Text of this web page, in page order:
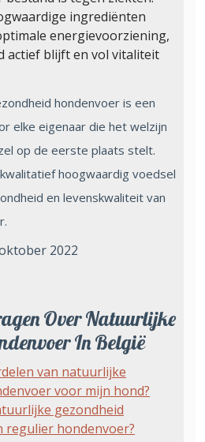
ingrediënten
energievoorziening,
actief blijft en vol vitaliteit
hondenvoer is een
elke eigenaar die het welzijn
op de eerste plaats stelt.
hoogwaardig voedsel
en levenskwaliteit van
2022
Over Natuurlijke
In België
van natuurlijke
voor mijn hond?
gezondheid
regulier hondenvoer?